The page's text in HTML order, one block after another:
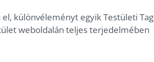
különvéleményt egyik Testületi Tag
weboldalán teljes terjedelmében